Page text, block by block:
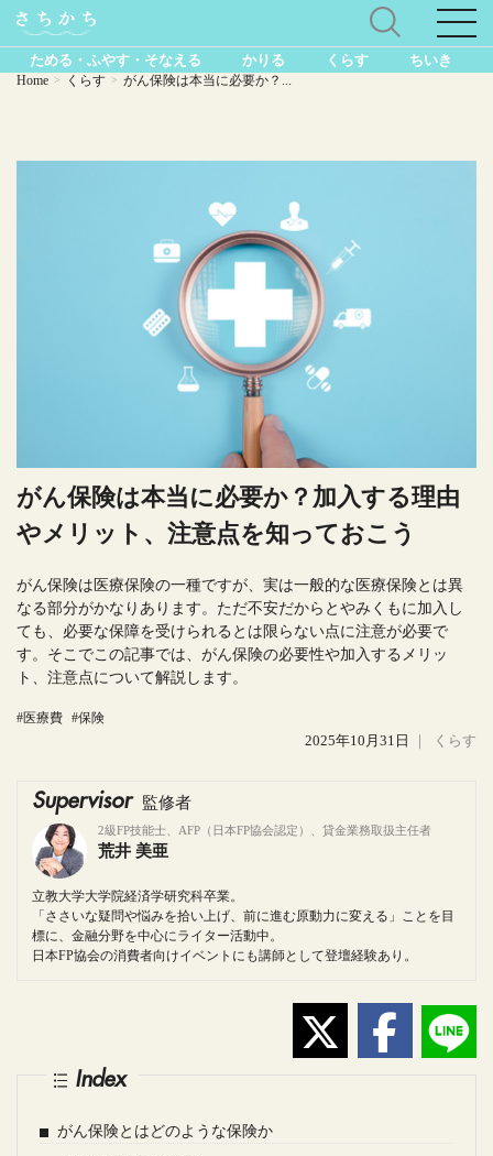
ためる・ふやす・そなえる かりる くらす ちいき
Home > くらす > がん保険は本当に必要か？...
がん保険は本当に必要か？加入する理由
やメリット、注意点を知っておこう
がん保険は医療保険の一種ですが、実は一般的な医療保険とは異
なる部分がかなりあります。ただ不安だからとやみくもに加入し
ても、必要な保障を受けられるとは限らない点に注意が必要で
す。そこでこの記事では、がん保険の必要性や加入するメリッ
ト、注意点について解説します。
#医療費 #保険
2025年10月31日 ｜ くらす
Supervisor 監修者
2級FP技能士、AFP（日本FP協会認定）、貸金業務取扱主任者
荒井 美亜
立教大学大学院経済学研究科卒業。
「ささいな疑問や悩みを拾い上げ、前に進む原動力に変える」ことを目
標に、金融分野を中心にライター活動中。
日本FP協会の消費者向けイベントにも講師として登壇経験あり。
Index
がん保険とはどのような保険か